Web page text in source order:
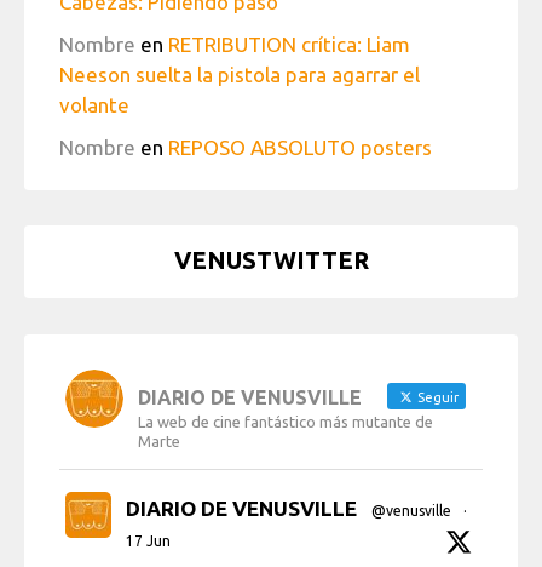
Nombre en RETRIBUTION crítica: Liam
Neeson suelta la pistola para agarrar el
volante
Nombre en REPOSO ABSOLUTO posters
VENUSTWITTER
DIARIO DE VENUSVILLE Seguir
La web de cine fantástico más mutante de
Marte
DIARIO DE VENUSVILLE @venusville
·
17 Jun